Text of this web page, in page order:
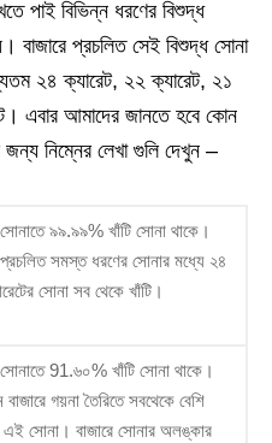
পাই বিভিন্ন ধরণের বিশুদ্ধ
বাজারে প্রচলিত সেই বিশুদ্ধ সোনা
২৪ ক্যারেট, ২২ ক্যারেট, ২১
এবার আমাদের জানতে হবে কোন
জন্য নিম্নের লেখা গুলি দেখুন –
৯৯.৯৯% খাঁটি সোনা থাকে।
প্রচলিত সমস্ত ধরণের সোনার মধ্যে ২৪
সোনা সব থেকে খাঁটি।
91.৬০% খাঁটি সোনা থাকে।
বাজারে গয়না তৈরিতে সবথেকে বেশি
সোনা। বাজারে সোনার অলঙ্কার